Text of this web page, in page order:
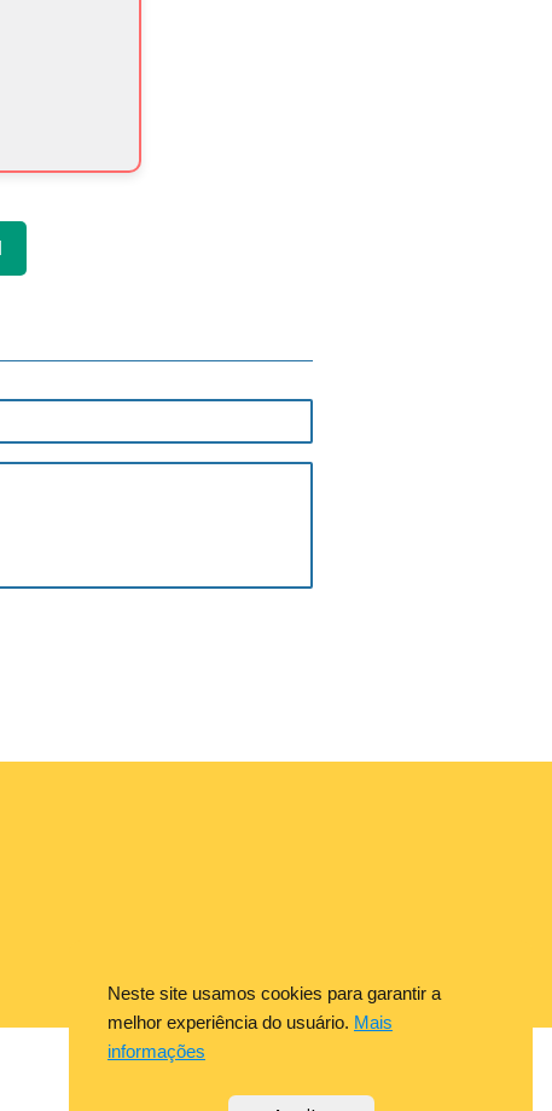
Neste site usamos cookies para garantir a
melhor experiência do usuário. Mais
informações